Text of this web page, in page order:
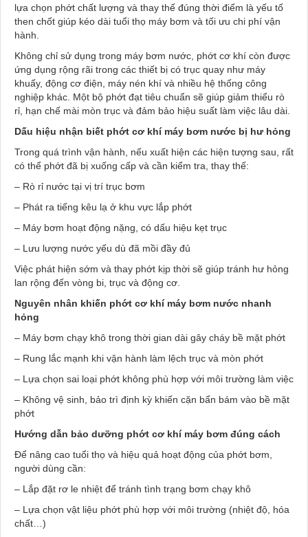
lựa chọn phớt chất lượng và thay thế đúng thời điểm là yếu tố
then chốt giúp kéo dài tuổi thọ máy bơm và tối ưu chi phí vận
hành.
Không chỉ sử dụng trong máy bơm nước, phớt cơ khí còn được
ứng dụng rộng rãi trong các thiết bị có trục quay như máy
khuấy, động cơ điện, máy nén khí và nhiều hệ thống công
nghiệp khác. Một bộ phớt đạt tiêu chuẩn sẽ giúp giảm thiểu rò
rỉ, hạn chế mài mòn trục và đảm bảo hiệu suất làm việc lâu dài.
Dấu hiệu nhận biết phớt cơ khí máy bơm nước bị hư hỏng
Trong quá trình vận hành, nếu xuất hiện các hiện tượng sau, rất
có thể phớt đã bị xuống cấp và cần kiểm tra, thay thế:
– Rò rỉ nước tại vị trí trục bơm
– Phát ra tiếng kêu lạ ở khu vực lắp phớt
– Máy bơm hoạt động nặng, có dấu hiệu kẹt trục
– Lưu lượng nước yếu dù đã mồi đầy đủ
Việc phát hiện sớm và thay phớt kịp thời sẽ giúp tránh hư hỏng
lan rộng đến vòng bi, trục và động cơ.
Nguyên nhân khiến phớt cơ khí máy bơm nước nhanh
hỏng
– Máy bơm chạy khô trong thời gian dài gây cháy bề mặt phớt
– Rung lắc mạnh khi vận hành làm lệch trục và mòn phớt
– Lựa chọn sai loại phớt không phù hợp với môi trường làm việc
– Không vệ sinh, bảo trì định kỳ khiến cặn bẩn bám vào bề mặt
phớt
Hướng dẫn bảo dưỡng phớt cơ khí máy bơm đúng cách
Để nâng cao tuổi thọ và hiệu quả hoạt động của phớt bơm,
người dùng cần:
– Lắp đặt rơ le nhiệt để tránh tình trạng bơm chạy khô
– Lựa chọn vật liệu phớt phù hợp với môi trường (nhiệt độ, hóa
chất…)